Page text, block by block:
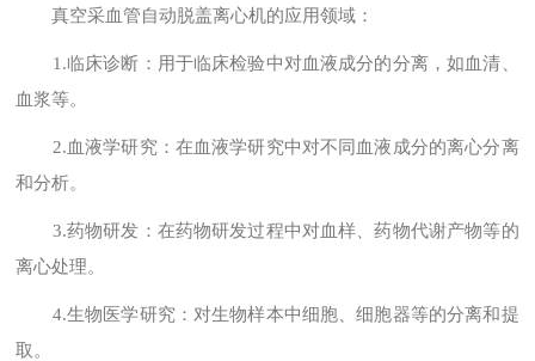
真空采血管自动脱盖离心机的应用领域：
1.临床诊断：用于临床检验中对血液成分的分离，如血清、
血浆等。
2.血液学研究：在血液学研究中对不同血液成分的离心分离
和分析。
3.药物研发：在药物研发过程中对血样、药物代谢产物等的
离心处理。
4.生物医学研究：对生物样本中细胞、细胞器等的分离和提
取。